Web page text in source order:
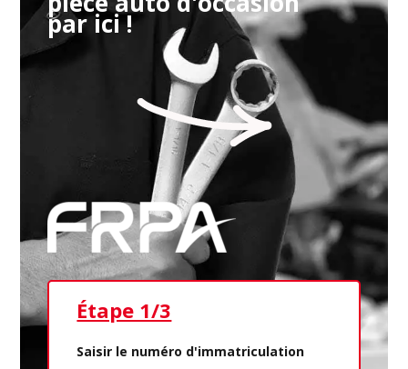
par ici !
Étape 1/3
Saisir le numéro d'immatriculation